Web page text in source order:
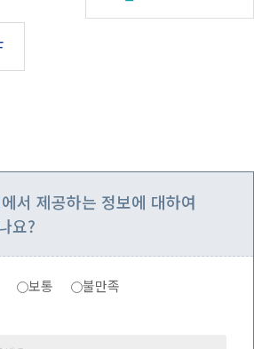
서 제공하는 정보에 대하여
요?
보통
불만족